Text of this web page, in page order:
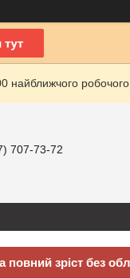
найближчого
707-73-72
зріст без